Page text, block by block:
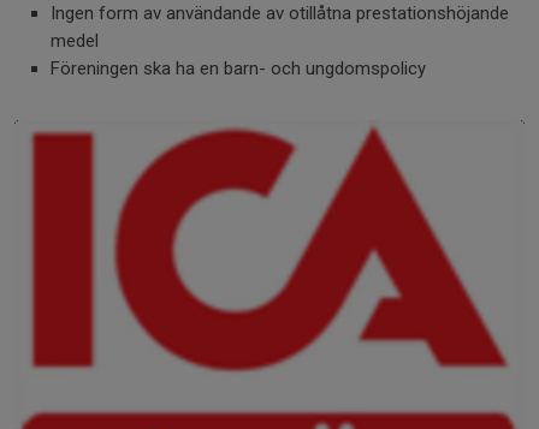
Ingen form av användande av otillåtna prestationshöjande
medel
Föreningen ska ha en barn- och ungdomspolicy